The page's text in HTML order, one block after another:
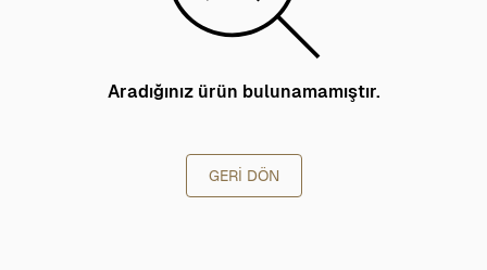
Aradığınız ürün bulunamamıştır.
GERI DÖN